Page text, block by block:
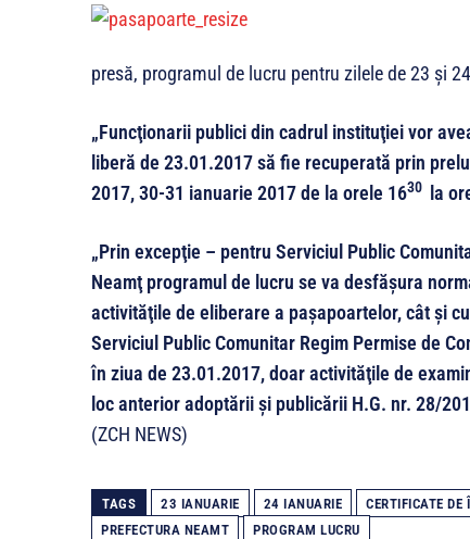
presă, programul de lucru pentru zilele de 23 şi
„Funcţionarii publici din cadrul instituţiei vor
liberă de 23.01.2017 să fie recuperată prin
2017, 30-31 ianuarie 2017 de la orele 1630 la
„Prin excepţie – pentru Serviciul Public
Neamţ programul de lucru se va desfăşura
activităţile de eliberare a paşapoartelor, cât şi
Serviciul Public Comunitar Regim Permise de
în ziua de 23.01.2017, doar activităţile de
loc anterior adoptării şi publicării H.G. nr. 28/
(ZCH NEWS)
TAGS 23 IANUARIE 24 IANUARIE CERTIFICATE DE
PREFECTURA NEAMT
PROGRAM LUCRU